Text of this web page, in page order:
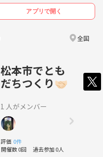
アプリで開く
全国
松本市でとも
だちつくり🤝🏻
1 人がメンバー
評価 0件
開催数 0回 過去参加 0人